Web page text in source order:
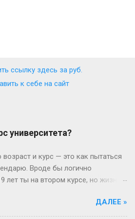
ссылку здесь за руб.
к себе на сайт
университета?
и курс — это как пытаться
Вроде бы логично
лет ты на втором курсе, но жизнь-
Когда всё идёт «по плану»
закончил школу в 17, поступил
ДАЛЕЕ »